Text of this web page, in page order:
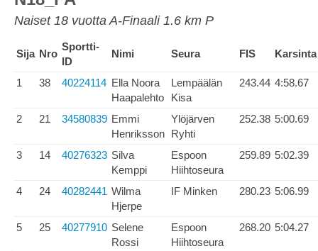
Naiset 18 vuotta A-Finaali 1.6 km P
Sija Nro
Sportti-
ID
Nimi Seura FIS Karsinta
1 38 40224114 Ella Noora
Haapalehto
Lempäälän
Kisa
243.44 4:58.67
2 21 34580839 Emmi
Henriksson
Ylöjärven
Ryhti
252.38 5:00.69
3 14 40276323 Silva
Kemppi
Espoon
Hiihtoseura
259.89 5:02.39
4 24 40282441 Wilma
Hjerpe
IF Minken 280.23 5:06.99
5 25 40277910 Selene
Rossi
Espoon
Hiihtoseura
268.20 5:04.27